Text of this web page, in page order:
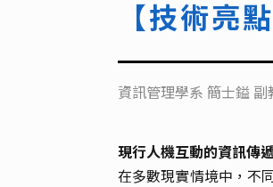
【技術亮
資訊管理學系 簡士鎰 副
現行人機互動的資訊傳
在多數現實情境中，不